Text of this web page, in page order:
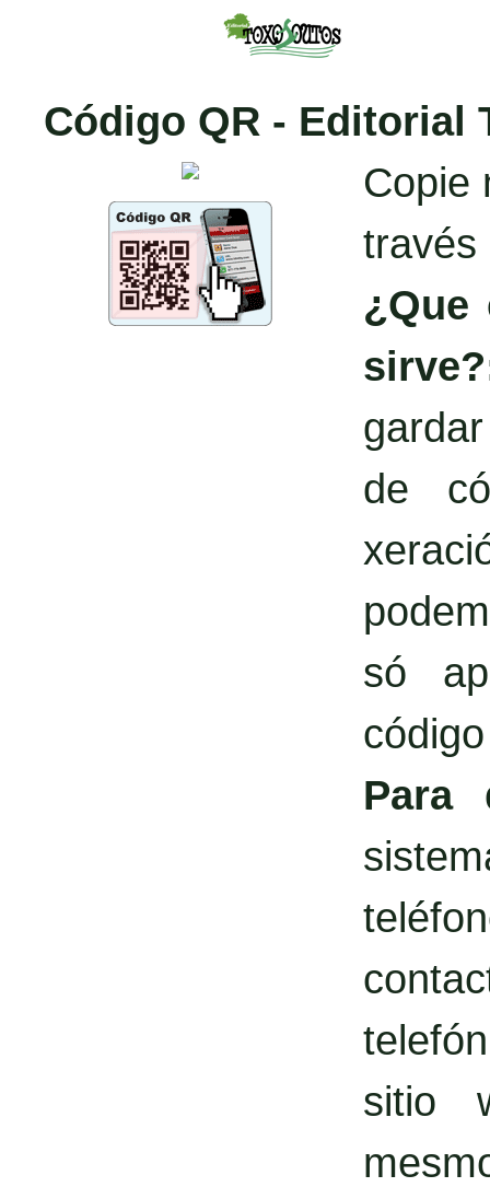
Código QR - Editorial
Copie
través
¿Que
de
só
Para
sitio